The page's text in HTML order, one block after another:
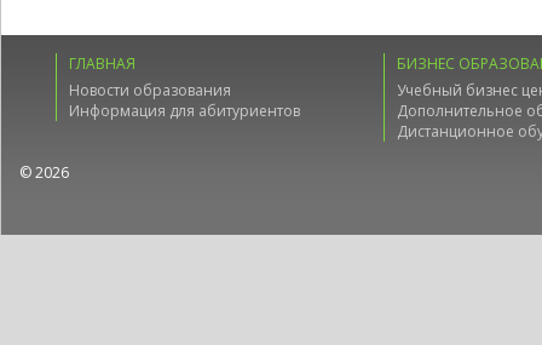
ГЛАВНАЯ
Новости образования
Информация для абитуриентов
БИЗНЕС
Учебный бизнес
Дополнительное
Дистанционное
© 2026